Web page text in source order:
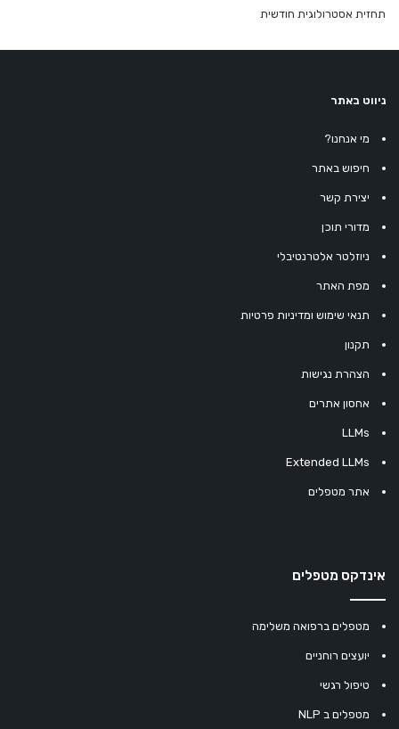
תחזית אסטרולוגית חודשית
ניווט באתר
מי אנחנו?
חיפוש באתר
יצירת קשר
מדורי תוכן
ניוזלטר אלטרנטיבלי
מפת האתר
תנאי שימוש ומדיניות פרטיות
תקנון
הצהרת נגישות
אחסון אתרים
LLMs
Extended LLMs
אתר מטפלים
אינדקס מטפלים
מטפלים ברפואה משלימה
יועצים רוחניים
טיפול רגשי
מטפלים ב NLP